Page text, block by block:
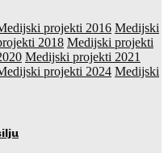
projekti 2016 Medijski
2018 Medijski projekti
Medijski projekti 2021
projekti 2024 Medijski